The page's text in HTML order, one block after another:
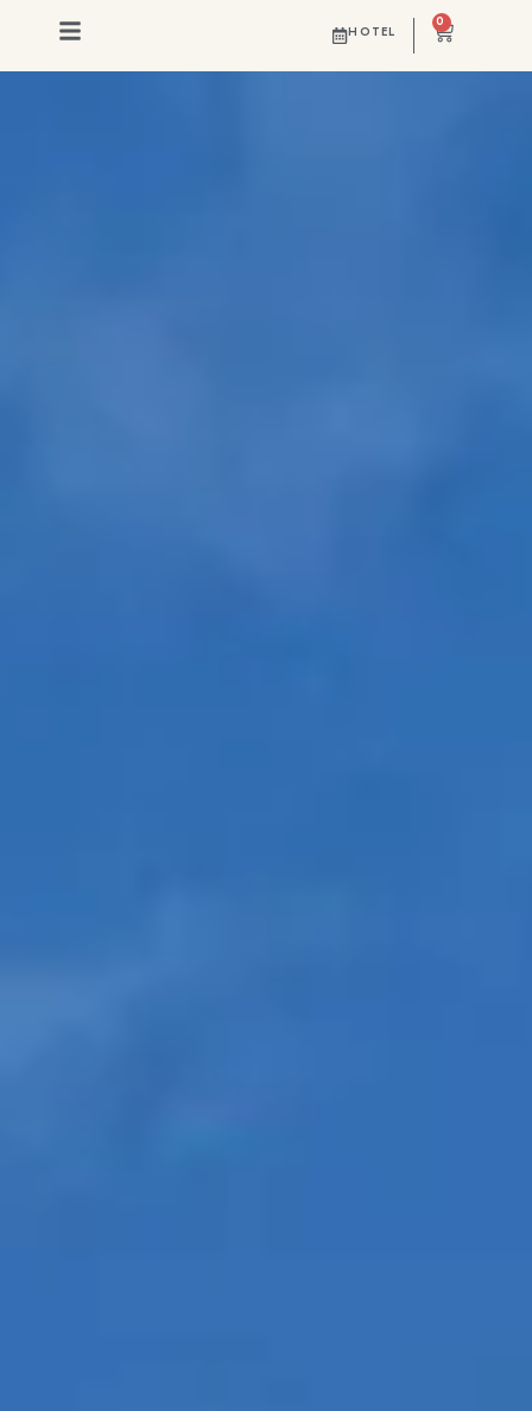
HOTEL
0
EIN ORT MIT GESCHICHTE